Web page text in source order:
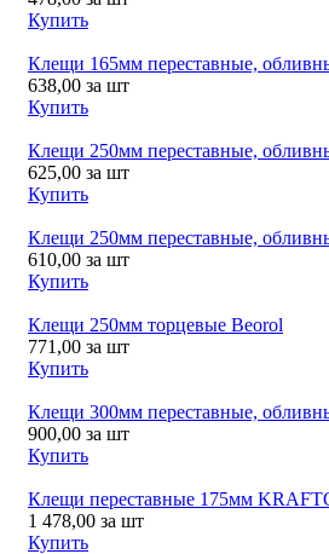
Купить
Клещи 165мм переставные,
638,00 за шт
Купить
Клещи 250мм переставные,
625,00 за шт
Купить
Клещи 250мм переставные,
610,00 за шт
Купить
Клещи 250мм торцевые Beorol
771,00 за шт
Купить
Клещи 300мм переставные,
900,00 за шт
Купить
Клещи переставные 175мм
1 478,00 за шт
Купить